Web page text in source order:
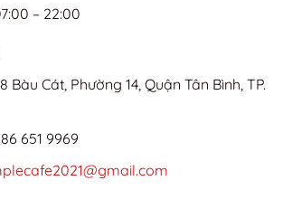
– 22:00
Bàu Cát, Phường 14, Quận Tân Bình, TP.
651 9969